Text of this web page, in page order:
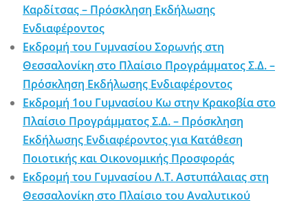
Καρδίτσας – Πρόσκληση Εκδήλωσης
Ενδιαφέροντος
Εκδρομή του Γυμνασίου Σορωνής στη
Θεσσαλονίκη στο Πλαίσιο Προγράμματος Σ.Δ. –
Πρόσκληση Εκδήλωσης Ενδιαφέροντος
Εκδρομή 1ου Γυμνασίου Κω στην Κρακοβία στο
Πλαίσιο Προγράμματος Σ.Δ. – Πρόσκληση
Εκδήλωσης Ενδιαφέροντος για Κατάθεση
Ποιοτικής και Οικονομικής Προσφοράς
Εκδρομή του Γυμνασίου Λ.Τ. Αστυπάλαιας στη
Θεσσαλονίκη στο Πλαίσιο του Αναλυτικού